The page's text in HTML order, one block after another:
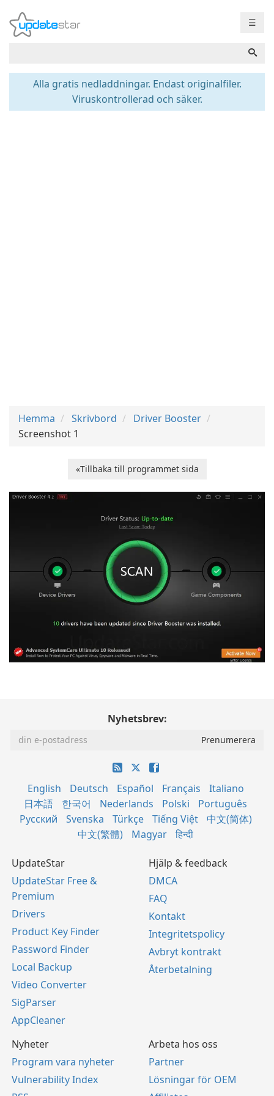
☰
Alla gratis nedladdningar. Endast originalfiler.
Viruskontrollerad och säker.
Hemma Skrivbord
Driver Booster
Screenshot 1
«Tillbaka till programmet sida
Nyhetsbrev:
English Deutsch Español Français
Italiano
日本語
한국어 Nederlands Polski
Português
Русский
Svenska Türkçe Tiếng Việt
中文(简体)
中文(繁體)
Magyar हिन्दी
UpdateStar
UpdateStar Free &
Premium
Drivers
Product Key Finder
Password Finder
Local Backup
Video Converter
SigParser
AppCleaner
Hjälp & feedback
DMCA
FAQ
Kontakt
Integritetspolicy
Avbryt kontrakt
Återbetalning
Nyheter
Program vara nyheter
Vulnerability Index
Arbeta hos oss
Partner
Lösningar för OEM